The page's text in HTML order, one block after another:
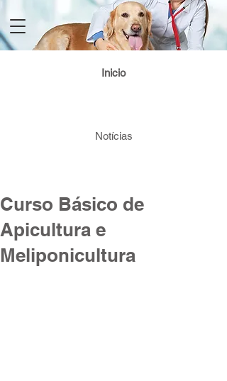
Login / Registre-se
Inicio
Notícias
Curso Básico de
Apicultura e
Meliponicultura